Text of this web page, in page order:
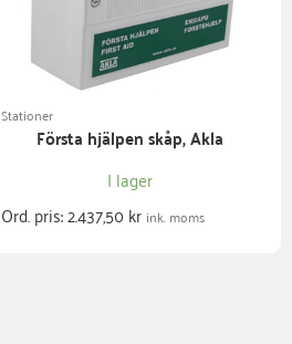
Stationer
Första hjälpen skåp, Akla
I lager
Ord. pris:2.437,50kr ink. moms